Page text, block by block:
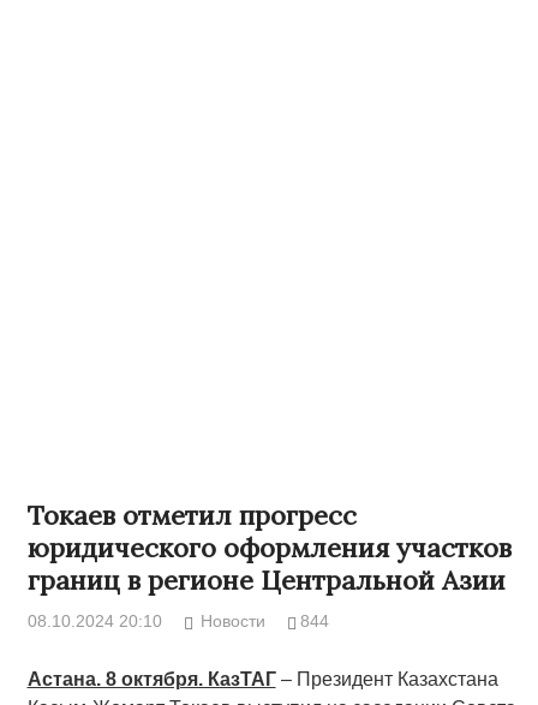
Токаев отметил прогресс
юридического оформления участков
границ в регионе Центральной Азии
08.10.2024 20:10 Новости 844
Астана. 8 октября. КазТАГ– Президент Казахстана